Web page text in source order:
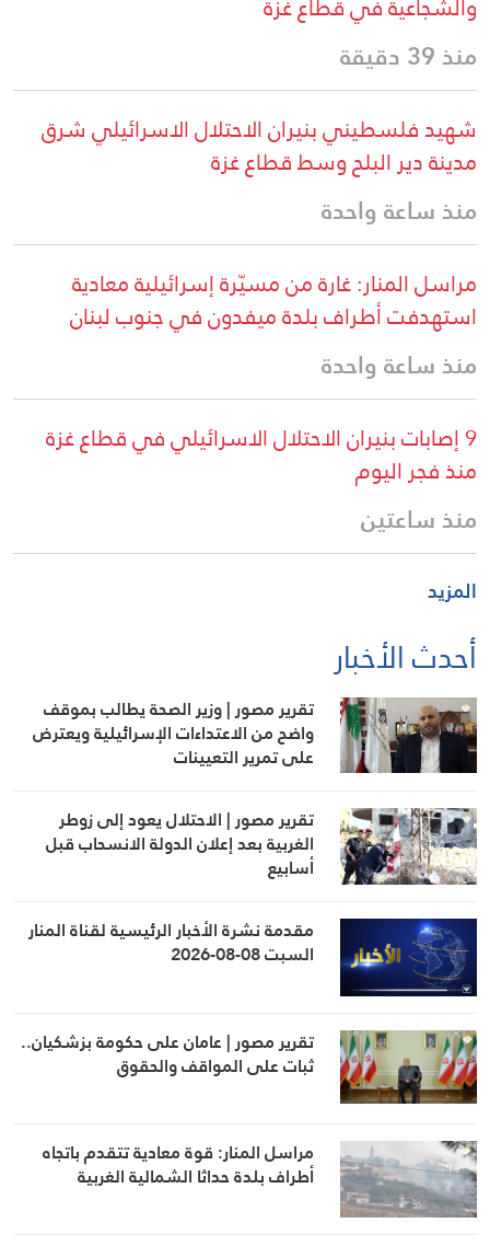
منذ 39 دقيقة
شهيد فلسطيني بنيران الاحتلال الاسرائيلي شرق
مدينة دير البلح وسط قطاع غزة
منذ ساعة واحدة
مراسل المنار: غارة من مسيّرة إسرائيلية معادية
استهدفت أطراف بلدة ميفدون في جنوب لبنان
منذ ساعة واحدة
9 إصابات بنيران الاحتلال الاسرائيلي في قطاع غزة
منذ فجر اليوم
منذ ساعتين
المزيد
أحدث الأخبار
تقرير مصور | وزير الصحة يطالب بموقف
واضح من الاعتداءات الإسرائيلية ويعترض
على تمرير التعيينات
تقرير مصور | الاحتلال يعود إلى زوطر
الغربية بعد إعلان الدولة الانسحاب قبل
أسابيع
مقدمة نشرة الأخبار الرئيسية لقناة المنار
السبت 08-08-2026
تقرير مصور | عامان على حكومة بزشكيان..
ثبات على المواقف والحقوق
مراسل المنار: قوة معادية تتقدم باتجاه
أطراف بلدة حداثا الشمالية الغربية